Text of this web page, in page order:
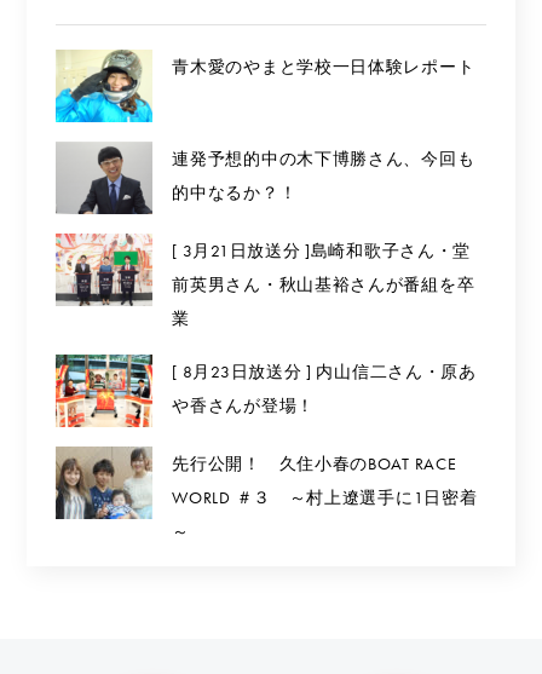
青木愛のやまと学校一日体験レポート
連発予想的中の木下博勝さん、今回も
的中なるか？！
[ 3月21日放送分 ]島崎和歌子さん・堂
前英男さん・秋山基裕さんが番組を卒
業
[ 8月23日放送分 ] 内山信二さん・原あ
や香さんが登場！
先行公開！ 久住小春のBOAT RACE
WORLD ＃３ ～村上遼選手に1日密着
～